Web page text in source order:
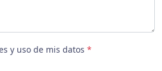
y uso de mis datos *